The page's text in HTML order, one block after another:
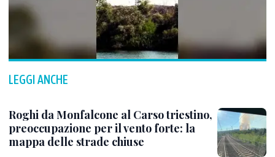
LEGGI ANCHE
Roghi da Monfalcone al Carso triestino,
preoccupazione per il vento forte: la
mappa delle strade chiuse